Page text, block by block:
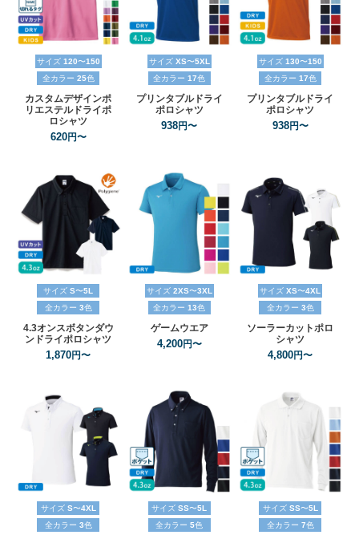
サイズ 120〜150
全カラー 25色
カスタムデザインポ
リエステルドライポ
ロシャツ
620円〜
サイズ XS〜5XL
全カラー 17色
プリンタブルドライ
ポロシャツ
938円〜
サイズ 130〜150
全カラー 17色
プリンタブルドライ
ポロシャツ
938円〜
サイズ S〜5L
全カラー 3色
4.3オンスボタンダウ
ンドライポロシャツ
1,870円〜
サイズ 2XS〜3XL
全カラー 13色
ゲームウエア
4,200円〜
サイズ XS〜4XL
全カラー 3色
ソーラーカットポロ
シャツ
4,800円〜
サイズ S〜4XL
全カラー 3色
サイズ SS〜5L
全カラー 5色
サイズ SS〜5L
全カラー 7色